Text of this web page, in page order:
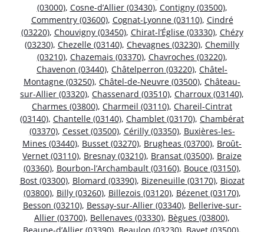
(03000), Cosne-d’Allier (03430), Contigny (03500),
Commentry (03600), Cognat-Lyonne (03110), Cindré
(03220), Chouvigny (03450), Chirat-l’Église (03330), Chézy
(03230), Chezelle (03140), Chevagnes (03230), Chemilly
(03210), Chazemais (03370), Chavroches (03220),
Chavenon (03440), Châtelperron (03220), Châtel-
Montagne (03250), Châtel-de-Neuvre (03500), Château-
sur-Allier (03320), Chassenard (03510), Charroux (03140),
Charmes (03800), Charmeil (03110), Chareil-Cintrat
(03140), Chantelle (03140), Chamblet (03170), Chambérat
(03370), Cesset (03500), Cérilly (03350), Buxières-les-
Mines (03440), Busset (03270), Brugheas (03700), Broût-
Vernet (03110), Bresnay (03210), Bransat (03500), Braize
(03360), Bourbon-l’Archambault (03160), Bouce (03150),
Bost (03300), Blomard (03390), Bizeneuille (03170), Biozat
(03800), Billy (03260), Billezois (03120), Bézenet (03170),
Besson (03210), Bessay-sur-Allier (03340), Bellerive-sur-
Allier (03700), Bellenaves (03330), Bègues (03800),